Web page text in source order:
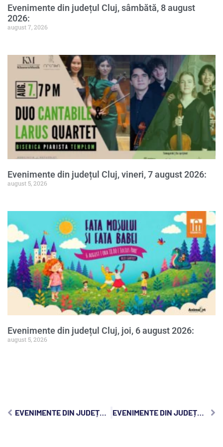
Evenimente din județul Cluj, sâmbătă, 8 august
2026:
august 7, 2026
Evenimente din județul Cluj, vineri, 7 august 2026:
august 5, 2026
Evenimente din județul Cluj, joi, 6 august 2026:
august 5, 2026
EVENIMENTE DIN JUDEȚUL CLUJ, MIERCURI, 11 SEPTEMBRIE 2024: EVENIMENTE DIN JUDEȚUL CLUJ, VINERI, 13 SEPTEMBRIE 2024: